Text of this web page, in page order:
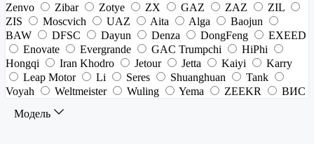
Zenvo
Zibar Zotye ZX GAZ ZAZ
ZIL
ZIS
Moscvich UAZ Aita Alga
Baojun
BAW
DFSC Dayun Denza DongFeng
EXEED
Enovate
Evergrande GAC Trumpchi
HiPhi
Hongqi
Iran Khodro Jetour Jetta Kaiyi
Karry
Leap Motor
Li Seres Shuanghuan
Tank
Voyah
Weltmeister Wuling Yema ZEEKR
ВИС
Модель